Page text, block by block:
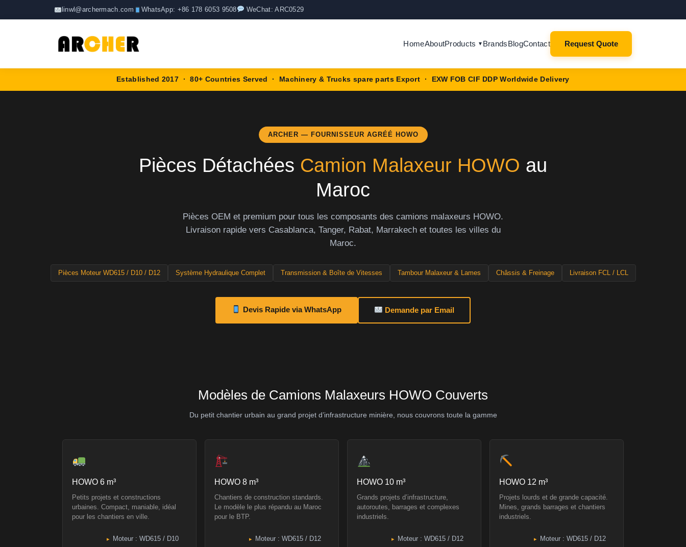
to
linwl@archermach.com WhatsApp: +86 178 6053 9508 WeChat: ARC0529
HomeAboutProducts ▼ BrandsBlogContact Request Quote
Established 2017 · 80+ Countries Served · Machinery & Trucks spare parts Export · EXW FOB CIF DDP Worldwide Delivery
ARCHER — FOURNISSEUR AGRÉÉ HOWO
Pièces Détachées Camion Malaxeur HOWO au
Maroc
Pièces OEM et premium pour tous les composants des camions malaxeurs HOWO.
Livraison rapide vers Casablanca, Tanger, Rabat, Marrakech et toutes les villes du
Maroc.
Pièces Moteur WD615 / D10 / D12 Système Hydraulique Complet Transmission & Boîte de Vitesses Tambour Malaxeur & Lames Châssis & Freinage Livraison FCL / LCL
Devis Rapide via WhatsApp Demande par Email
Modèles de Camions Malaxeurs HOWO Couverts
Du petit chantier urbain au grand projet d’infrastructure minière, nous couvrons toute la gamme
HOWO 6 m³
Petits projets et constructions
urbaines. Compact, maniable, idéal
pour les chantiers en ville.
Moteur : WD615 / D10
HOWO 8 m³
Chantiers de construction standards.
Le modèle le plus répandu au Maroc
pour le BTP.
Moteur : WD615 / D12
HOWO 10 m³
Grands projets d’infrastructure,
autoroutes, barrages et complexes
industriels.
Moteur : WD615 / D12
HOWO 12 m³
Projets lourds et de grande capacité.
Mines, grands barrages et chantiers
industriels.
Moteur : WD615 / D12